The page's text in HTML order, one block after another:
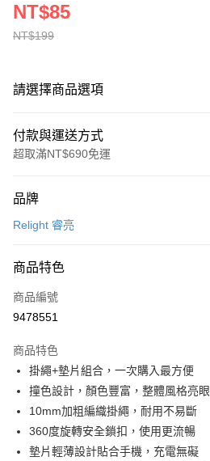
NT$199
NT$85
請選擇商品選項
付款與運送方式
超取滿NT$690免運
信用卡一次付款
LINE Pay
Apple Pay
悠遊付
ATM付款
運送方式
全家取貨付款
品牌
Relight 睿亮
商品特色
商品編號
9478551
商品特色
掛繩+墊片組合，一次購入最方便
撞色設計，顏色豐富，整體風格亮眼
10mm加粗編織掛繩，耐用不易斷
360度旋轉安全鎖扣，使用更流暢
墊片輕薄設計貼合手機，充電無礙